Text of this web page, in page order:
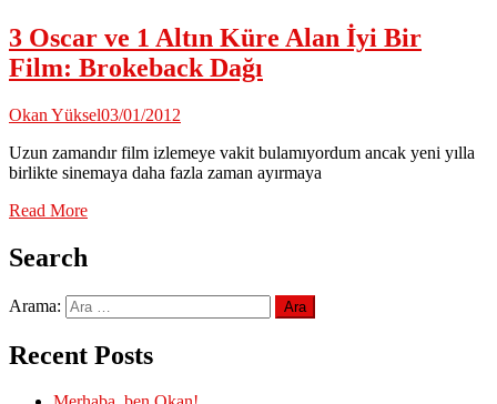
3 Oscar ve 1 Altın Küre Alan İyi Bir
Film: Brokeback Dağı
Okan Yüksel03/01/2012
Uzun zamandır film izlemeye vakit bulamıyordum ancak yeni yılla
birlikte sinemaya daha fazla zaman ayırmaya
Read More
Search
Arama:
Recent Posts